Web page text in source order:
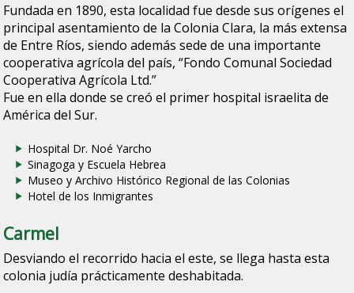
Fundada en 1890, esta localidad fue desde sus orígenes el
principal asentamiento de la Colonia Clara, la más extensa
de Entre Ríos, siendo además sede de una importante
cooperativa agrícola del país, “Fondo Comunal Sociedad
Cooperativa Agrícola Ltd.”
Fue en ella donde se creó el primer hospital israelita de
América del Sur.
Hospital Dr. Noé Yarcho
Sinagoga y Escuela Hebrea
Museo y Archivo Histórico Regional de las Colonias
Hotel de los Inmigrantes
Carmel
Desviando el recorrido hacia el este, se llega hasta esta
colonia judía prácticamente deshabitada.